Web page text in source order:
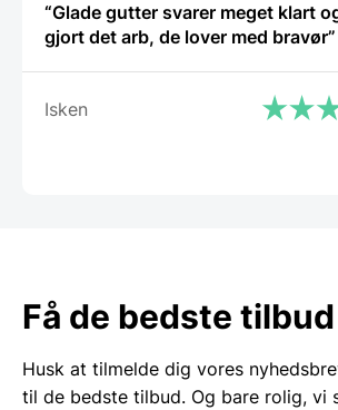
varesiden
“Glade gutter svarer meget klart
gjort det arb, de lover med bravør”
Isken
Få de bedste
Husk at tilmelde dig vores
til de bedste tilbud. Og bare rolig, vi